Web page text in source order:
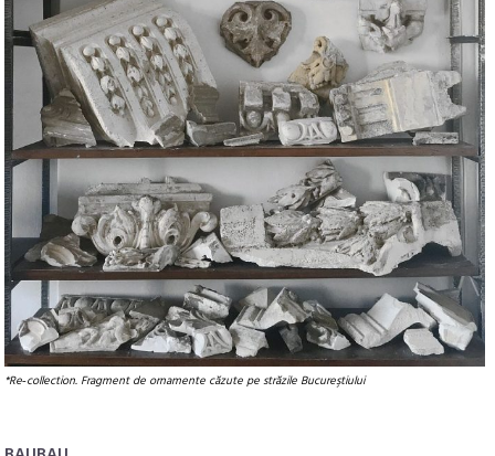
*Re‑collection. Fragment de ornamente căzute pe străzile Bucureştiului